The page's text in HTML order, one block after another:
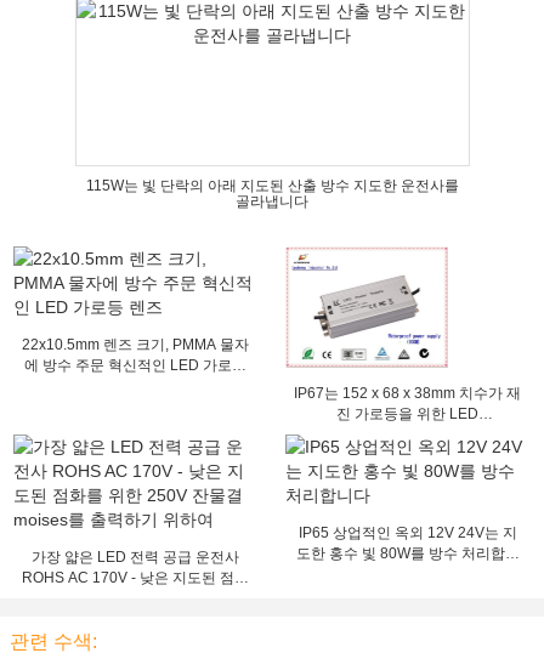
115W는 빛 단락의 아래 지도된 산출 방수 지도한 운전사를
골라냅니다
22x10.5mm 렌즈 크기, PMMA 물자
에 방수 주문 혁신적인 LED 가로등
IP67는 152 x 68 x 38mm 치수가 재
진 가로등을 위한 LED
Driver/2100mA 전력 공급을 방수 처
리합니다
가장 얇은 LED 전력 공급 운전사
ROHS AC 170V - 낮은 지도된 점화
IP65 상업적인 옥외 12V 24V는 지
도한 홍수 빛 80W를 방수 처리합니
관련 수색: